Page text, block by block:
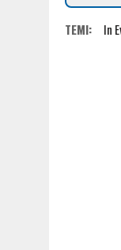
TEMI: In